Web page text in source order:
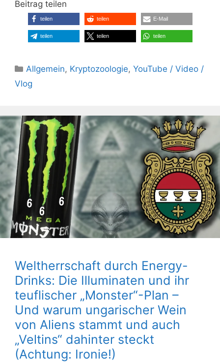
Beitrag teilen
teilen teilen E-Mail
teilen teilen teilen
Kategorien
Allgemein, Kryptozoologie,YouTube / Video /
Vlog
Weltherrschaft durch Energy-
Drinks: Die Illuminaten und ihr
teuflischer „Monster“-Plan –
Und warum ungarischer Wein
von Aliens stammt und auch
„Veltins“ dahinter steckt
(Achtung: Ironie!)